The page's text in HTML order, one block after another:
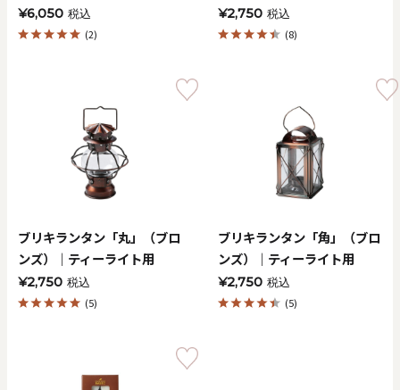
OK
お買い物ガイド 企業情報 お知らせ お問い合わせ
¥6,050 税込
(2)
¥2,750 税込
(8)
ブリキランタン「丸」（ブロ
ンズ）｜ティーライト用
¥2,750 税込
(5)
ブリキランタン「角」（ブロ
ンズ）｜ティーライト用
¥2,750 税込
(5)